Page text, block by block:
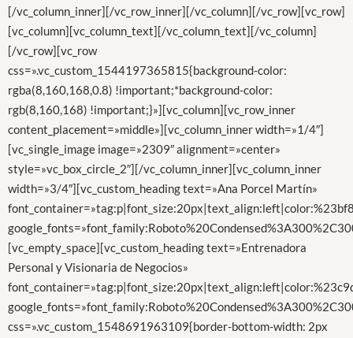
[/vc_column_inner][/vc_row_inner][/vc_column][/vc_row][vc_row]
[vc_column][vc_column_text][/vc_column_text][/vc_column]
[/vc_row][vc_row
css=».vc_custom_1544197365815{background-color:
rgba(8,160,168,0.8) !important;*background-color:
rgb(8,160,168) !important;}»][vc_column][vc_row_inner
content_placement=»middle»][vc_column_inner width=»1/4″]
[vc_single_image image=»2309″ alignment=»center»
style=»vc_box_circle_2″][/vc_column_inner][vc_column_inner
width=»3/4″][vc_custom_heading text=»Ana Porcel Martín»
[vc_empty_space][vc_custom_heading text=»Entrenadora
Personal y Visionaria de Negocios»
css=».vc_custom_1548691963109{border-bottom-width: 2px